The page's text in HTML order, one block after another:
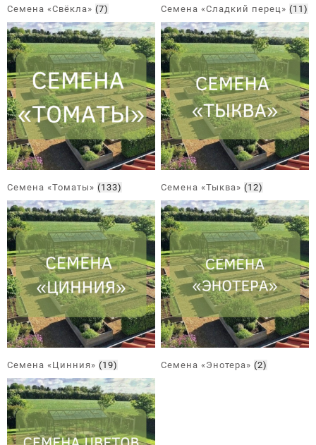
Семена «Свёкла» (7) Семена «Сладкий перец»(11)
Семена «Томаты» (133) Семена «Тыква»(12)
Семена «Цинния» (19) Семена «Энотера»(2)